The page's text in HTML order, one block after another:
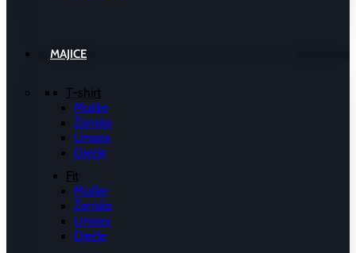
MAJICE
T-shirt
Muške
Ženske
Unisex
Dječje
Fit
Muške
Ženske
Unisex
Dječje